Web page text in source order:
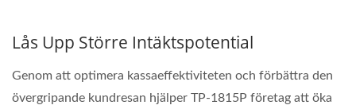
Lås Upp Större Intäktspotential
Genom att optimera kassaeffektiviteten och förbättra den
övergripande kundresan hjälper TP-1815P företag att öka